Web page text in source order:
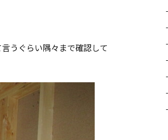
家づくりのスケジュール
うぐらい隅々まで確認して